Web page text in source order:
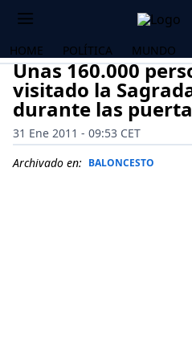
HOME POLÍTICA MUNDO
Unas 160.000
visitado la
durante las
31 Ene 2011 - 09:53 CET
Archivado en: BALONCESTO